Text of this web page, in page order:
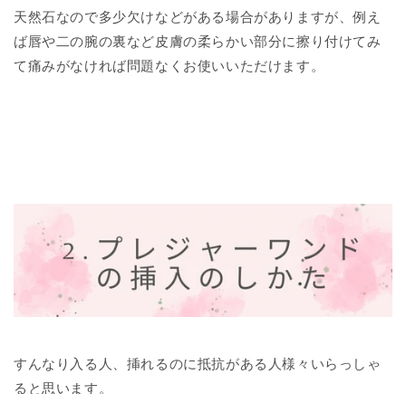
天然石なので多少欠けなどがある場合がありますが、例え
ば唇や二の腕の裏など皮膚の柔らかい部分に擦り付けてみ
て痛みがなければ問題なくお使いいただけます。
すんなり入る人、挿れるのに抵抗がある人様々いらっしゃ
ると思います。